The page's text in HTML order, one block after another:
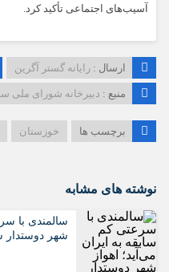
آسیب‌های اجتماعی تأکید کرد.
ارسال : رایانه گستر آگرین
منبع : دبیرخانه شورای ملی
برچسب ها خوزستان
نوشته های مشابه
سالمندی با
شهر دوستدار